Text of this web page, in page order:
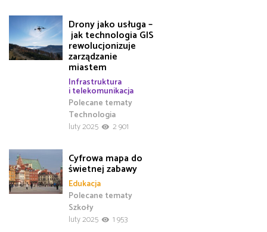
Drony jako usługa –
jak technologia GIS
rewolucjonizuje
zarządzanie
miastem
Infrastruktura
i telekomunikacja
Polecane tematy
Technologia
luty 2025
2 901
Cyfrowa mapa do
świetnej zabawy
Edukacja
Polecane tematy
Szkoły
luty 2025
1 953